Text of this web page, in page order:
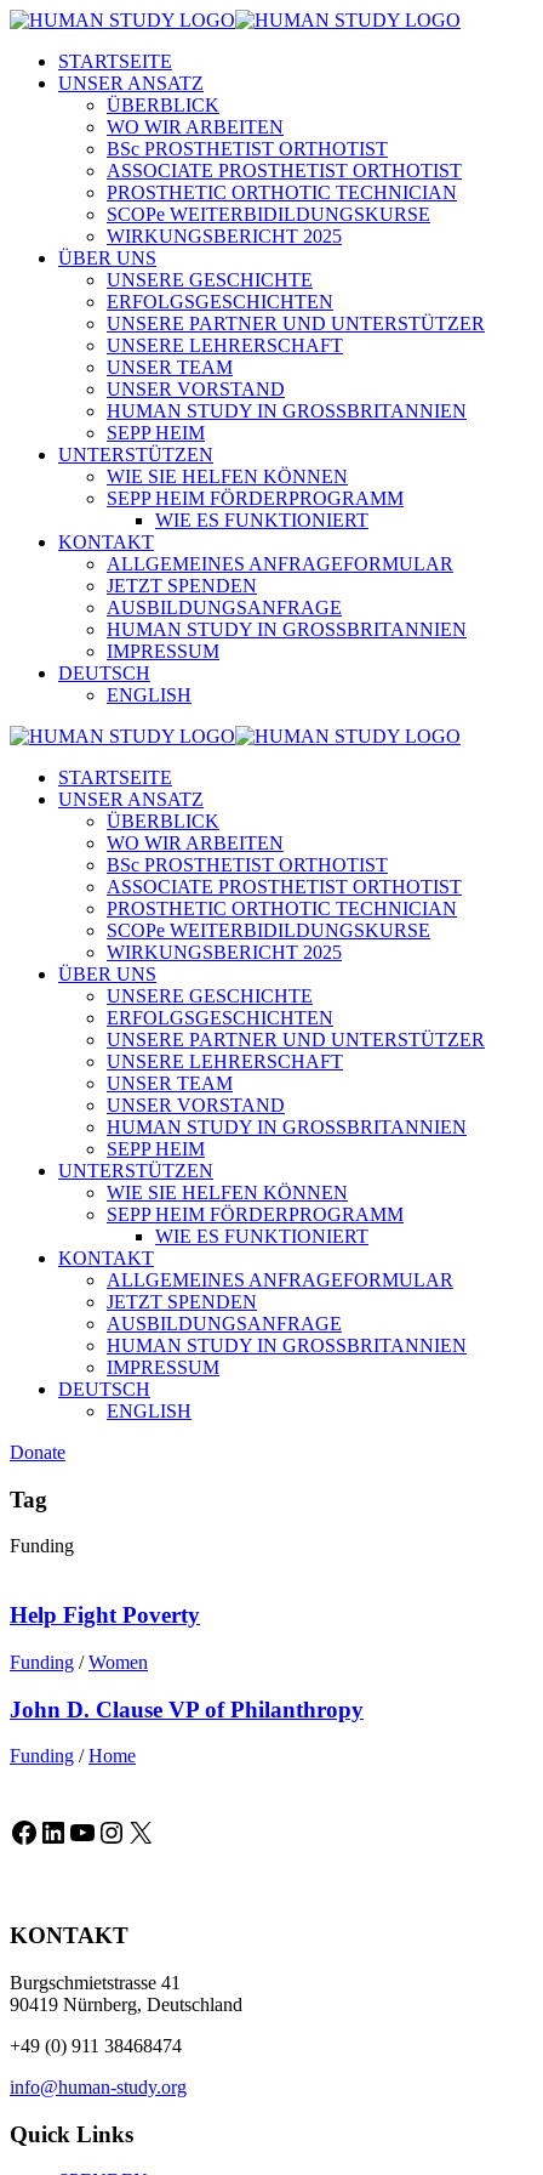
STARTSEITE
UNSER ANSATZ
ÜBERBLICK
WO WIR ARBEITEN
BSc PROSTHETIST ORTHOTIST
ASSOCIATE PROSTHETIST ORTHOTIST
PROSTHETIC ORTHOTIC TECHNICIAN
SCOPe WEITERBIDILDUNGSKURSE
WIRKUNGSBERICHT 2025
ÜBER UNS
UNSERE GESCHICHTE
ERFOLGSGESCHICHTEN
UNSERE PARTNER UND UNTERSTÜTZER
UNSERE LEHRERSCHAFT
UNSER TEAM
UNSER VORSTAND
HUMAN STUDY IN GROSSBRITANNIEN
SEPP HEIM
UNTERSTÜTZEN
WIE SIE HELFEN KÖNNEN
SEPP HEIM FÖRDERPROGRAMM
WIE ES FUNKTIONIERT
KONTAKT
ALLGEMEINES ANFRAGEFORMULAR
JETZT SPENDEN
AUSBILDUNGSANFRAGE
HUMAN STUDY IN GROSSBRITANNIEN
IMPRESSUM
DEUTSCH
ENGLISH
STARTSEITE
UNSER ANSATZ
ÜBERBLICK
WO WIR ARBEITEN
BSc PROSTHETIST ORTHOTIST
ASSOCIATE PROSTHETIST ORTHOTIST
PROSTHETIC ORTHOTIC TECHNICIAN
SCOPe WEITERBIDILDUNGSKURSE
WIRKUNGSBERICHT 2025
ÜBER UNS
UNSERE GESCHICHTE
ERFOLGSGESCHICHTEN
UNSERE PARTNER UND UNTERSTÜTZER
UNSERE LEHRERSCHAFT
UNSER TEAM
UNSER VORSTAND
HUMAN STUDY IN GROSSBRITANNIEN
SEPP HEIM
UNTERSTÜTZEN
WIE SIE HELFEN KÖNNEN
SEPP HEIM FÖRDERPROGRAMM
WIE ES FUNKTIONIERT
KONTAKT
ALLGEMEINES ANFRAGEFORMULAR
JETZT SPENDEN
AUSBILDUNGSANFRAGE
HUMAN STUDY IN GROSSBRITANNIEN
IMPRESSUM
DEUTSCH
ENGLISH
Donate
Tag
Funding
Help Fight Poverty
Funding / Women
John D. Clause VP of Philanthropy
Funding / Home
Facebook
LinkedIn
YouTube
Instagram
X
KONTAKT
Burgschmietstrasse 41
90419 Nürnberg, Deutschland
+49 (0) 911 38468474
info@human-study.org
Quick Links